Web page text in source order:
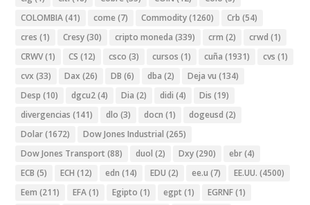
COLOMBIA(41) come (7) Commodity(1260) Crb (54)
cres (1) Cresy(30) cripto moneda (339) crm (2) crwd (1)
CRWV(1) CS (12) csco (3) cursos (1) cuña (1931) cvs (1)
cvx (33) Dax (26) DB (6) dba (2) Deja vu (134)
Desp (10) dgcu2(4) Dia (2) didi (4) Dis (19)
divergencias (141) dlo (3) docn (1) dogeusd (2)
Dolar(1672) Dow Jones Industrial (265)
Dow Jones Transport (88) duol (2) Dxy(290) ebr(4)
ECB (5) ECH (12) edn (14) EDU (2) ee.u (7) EE.UU. (4500)
Eem (211) EFA(1) Egipto (1) egpt (1) EGRNF(1)